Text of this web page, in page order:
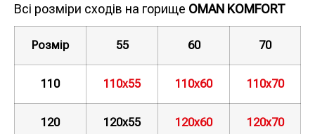
Всі розміри сходів на горище OMAN KOMFORT
Розмір 55 60 70
110 110х55 110х60 110х70
120 120х55 120х60 120х70